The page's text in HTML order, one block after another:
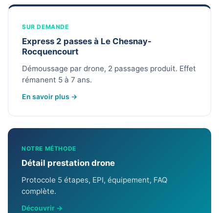
SUR DEMANDE
Express 2 passes à Le Chesnay-
Rocquencourt
Démoussage par drone, 2 passages produit. Effet
rémanent 5 à 7 ans.
En savoir plus →
NOTRE MÉTHODE
Détail prestation drone
Protocole 5 étapes, EPI, équipement, FAQ
complète.
Découvrir →